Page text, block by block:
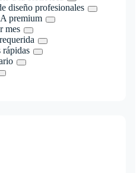
diseño profesionales
premium
mes
rápidas